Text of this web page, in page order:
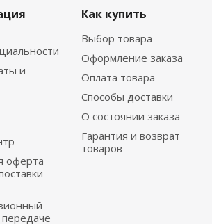
и
оферта
Как купить
Выбор товара
Оформление заказа
Оплата товара
Способы доставки
О состоянии заказа
Гарантия и возврат
товаров